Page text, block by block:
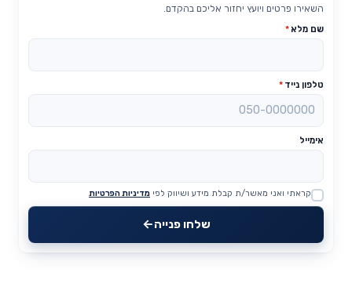
השאירו פרטים ויועץ יחזור אליכם בהקדם.
שם מלא*
טלפון נייד *
אימייל
Website
קראתי ואני מאשר/ת קבלת מידע ושיווק לפי מדיניות הפרטיות
שלחו פנייה